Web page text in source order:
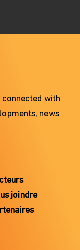
connected with
news
joindre